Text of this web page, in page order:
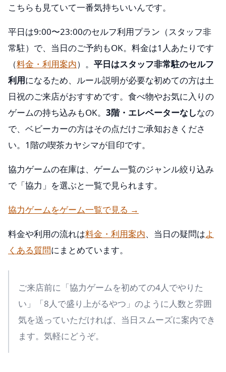
こちらも見ていて一番気持ちいいんです。
平日は9:00〜23:00のセルフ利用プラン（スタッフ非
常駐）で、当日のご予約もOK。料金は1人あたりです
（料金・利用案内）。 平日はスタッフ非常駐のセルフ
利用になるため、ルール説明が必要な初めての方は土
日祝のご来店がおすすめです。食べ物やお気に入りの
ゲームの持ち込みもOK。 3階・エレベーターなしなの
で、ベビーカーの方はその点だけご承知おきくださ
い。1階の喫茶カヤシマが目印です。
協力ゲームの在庫は、ゲーム一覧のジャンル絞り込み
で「協力」を選ぶと一覧で見られます。
協力ゲームをゲーム一覧で見る →
料金や利用の流れは料金・利用案内、当日の疑問はよ
くある質問にまとめています。
ご来店前に「協力ゲームを初めての4人でやりた
い」「8人で盛り上がるやつ」のように人数と雰囲
気を送っていただければ、当日スムーズに案内でき
ます。気軽にどうぞ。